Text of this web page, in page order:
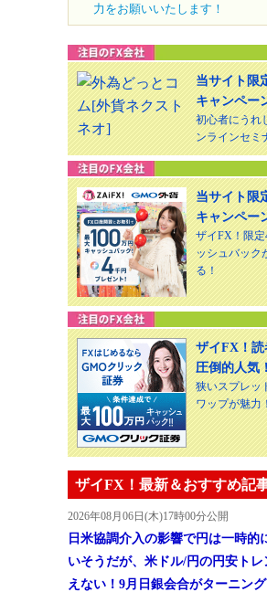
力をお願いいたします！
当サイト限
キャンペー
初心者にうれ
ンラインセミ
当サイト限
キャンペー
ザイFX！限定
ッシュバック
る！
ザイFX！読
圧倒的人気！
狭いスプレッ
ワップが魅力！
ザイFX！最新＆おすすめ記
2026年08月06日(木)17時00分公開
日米協調介入の影響で円は一時的
いそうだが、米ドル/円の円安ト
えない！9月日銀会合がターニン